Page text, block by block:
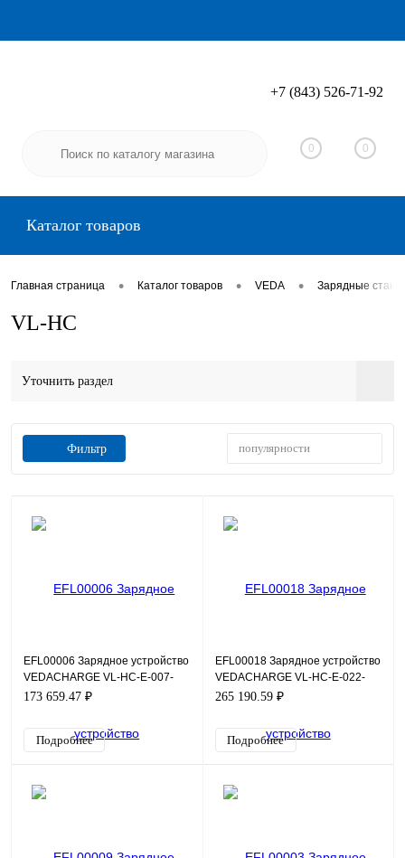
Вход Регистрация
+7 (843) 526-71-92
0 0
Каталог товаров
Главная страница • Каталог товаров • VEDA • Зарядные
VL-HC
Уточнить раздел
Фильтр популярности
EFL00006 Зарядное устройство
VEDACHARGE VL-HC-E-007-
G01-032-S2-CU
173 659.47 ₽
Подробнее
EFL00018 Зарядное устройство
VEDACHARGE VL-HC-E-022-
G01-032-T4-CU
265 190.59 ₽
Подробнее